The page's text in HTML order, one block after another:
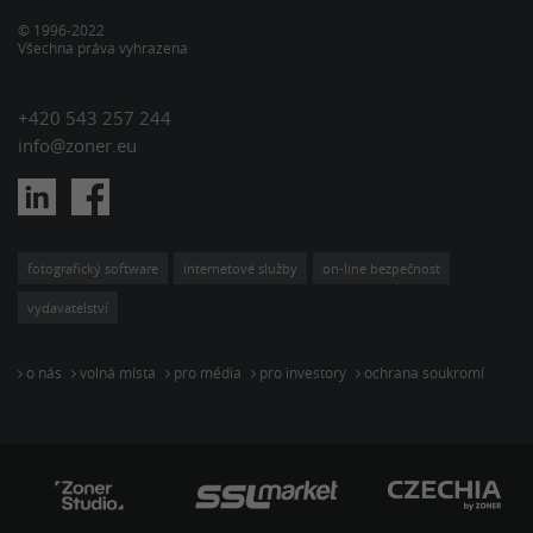
© 1996-2022
Všechna práva vyhrazena
+420 543 257 244
info@zoner.eu
fotografický software internetové služby on-line bezpečnost
vydavatelství
o nás volná místa pro média pro investory ochrana soukromí